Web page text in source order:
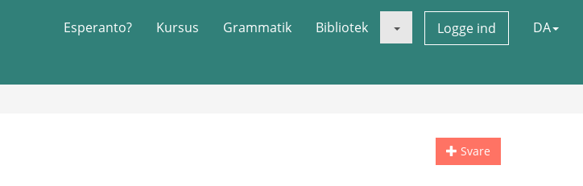
Esperanto? Kursus Grammatik Bibliotek Logge ind DA
Svare